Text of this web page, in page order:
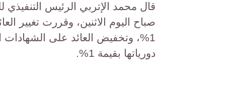
قال محمد الإتربي الرئيس التنفيذي
صباح اليوم الاثنين، وقررت تغيير
دورياتها بقيمة 1%.